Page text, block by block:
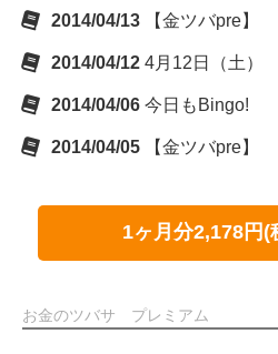
2014/04/13 【金ツバpre】
2014/04/12 4月12日（土）
2014/04/06 今日もBingo!
2014/04/05 【金ツバpre】
1ヶ月分2,178円(
お金のツバサ プレミアム